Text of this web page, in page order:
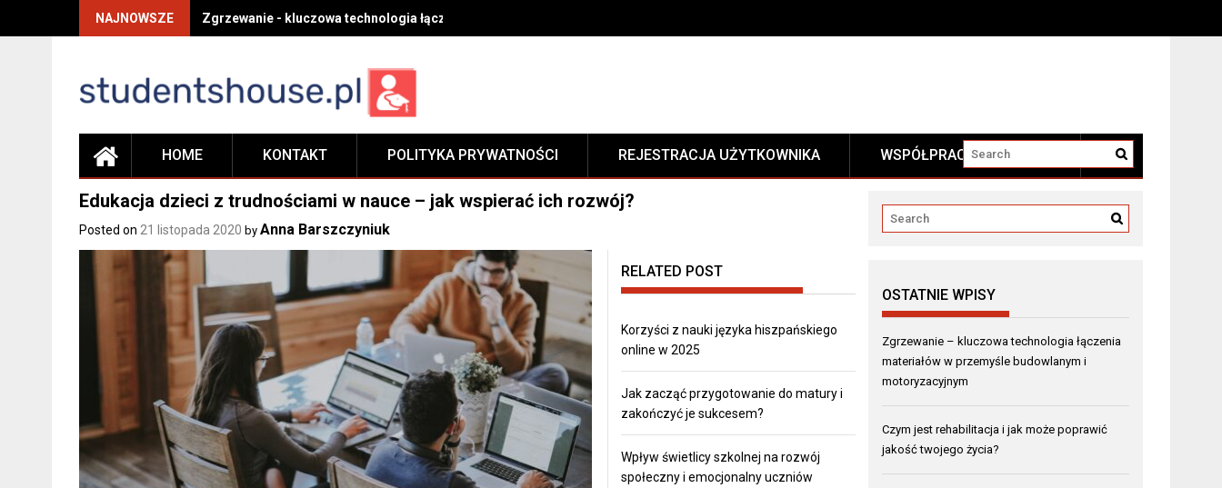
NAJNOWSZE Zgrzewanie - kluczowa technologia łączenia materiałów w przemyśle budowlanym i motoryzacyjnym
HOME KONTAKT POLITYKA PRYWATNOŚCI REJESTRACJA UŻYTKOWNIKA WSPÓŁPRACA I KONTAKT
Edukacja dzieci z trudnościami w nauce – jak wspierać ich rozwój?
Posted on 21 listopada 2020 by Anna Barszczyniuk
RELATED POST
Korzyści z nauki języka hiszpańskiego
online w 2025
Jak zacząć przygotowanie do matury i
zakończyć je sukcesem?
Wpływ świetlicy szkolnej na rozwój
społeczny i emocjonalny uczniów
OSTATNIE WPISY
Zgrzewanie – kluczowa technologia łączenia
materiałów w przemyśle budowlanym i
motoryzacyjnym
Czym jest rehabilitacja i jak może poprawić
jakość twojego życia?